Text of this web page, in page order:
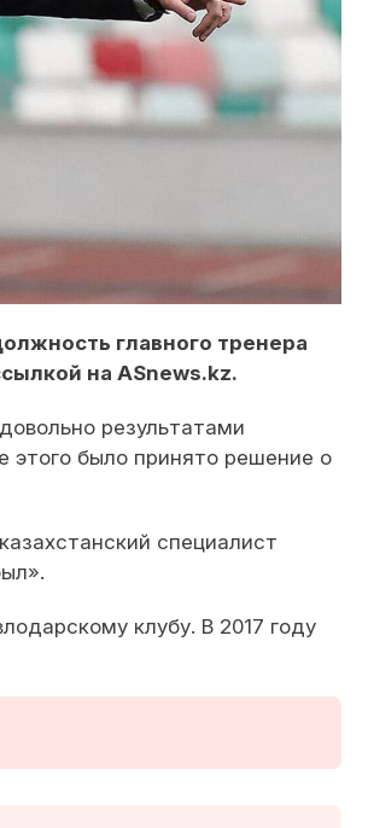
главного тренера
на ASnews.kz.
результатами
этого было принято решение о
специалист
клубу. В 2017 году